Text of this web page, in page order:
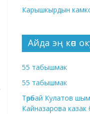
Карышкырдын
Айда эң көп
55 табышмак
55 табышмак
Төрөбай Кулатов
Кайназарова